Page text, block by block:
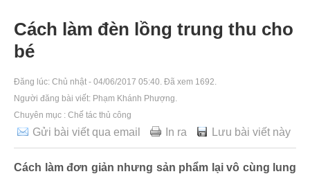
Cách làm đèn lồng trung thu cho
bé
Đăng lúc: Chủ nhật - 04/06/2017 05:40 . Đã xem 1692.
Người đăng bài viết: Phạm Khánh Phượng
Chuyên mục : Chế tác thủ công
Gửi bài viết qua email In ra Lưu bài viết này
Cách làm đơn giản nhưng sản phẩm lại vô cùng lung